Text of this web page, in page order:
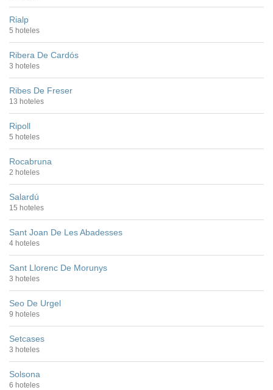
Rialp
5 hoteles
Ribera De Cardós
3 hoteles
Ribes De Freser
13 hoteles
Ripoll
5 hoteles
Rocabruna
2 hoteles
Salardú
15 hoteles
Sant Joan De Les Abadesses
4 hoteles
Sant Llorenc De Morunys
3 hoteles
Seo De Urgel
9 hoteles
Setcases
3 hoteles
Solsona
6 hoteles